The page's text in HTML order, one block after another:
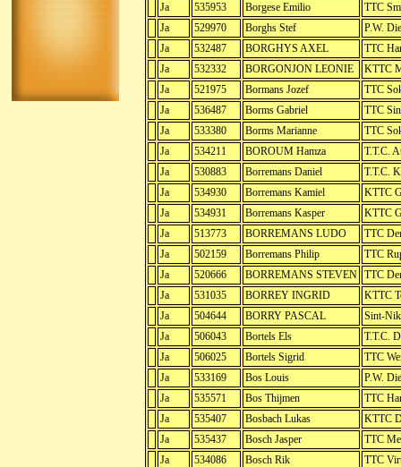
Ja
535953 Borgese Emilio
TTC
Ja
529970 Borghs Stef
P.W.
Ja
532487 BORGHYS AXEL
TTC
Ja
532332 BORGONJON LEONIE
KTTC
Ja
521975 Bormans Jozef
TTC
Ja
536487 Borms Gabriel
TTC
Ja
533380 Borms Marianne
TTC
Ja
534211 BOROUM Hamza
T.T.C.
Ja
530883 Borremans Daniel
T.T.C.
Ja
534930 Borremans Kamiel
KTTC
Ja
534931 Borremans Kasper
KTTC
Ja
513773 BORREMANS LUDO
TTC
Ja
502159 Borremans Philip
TTC
Ja
520666 BORREMANS STEVEN TTC
Ja
531035 BORREY INGRID
KTTC
Ja
504644 BORRY PASCAL
Sint-
Ja
506043 Bortels Els
T.T.C.
Ja
506025 Bortels Sigrid
TTC
Ja
533169 Bos Louis
P.W.
Ja
535571 Bos Thijmen
TTC
Ja
535407 Bosbach Lukas
KTTC
Ja
535437 Bosch Jasper
TTC
Ja
534086 Bosch Rik
TTC